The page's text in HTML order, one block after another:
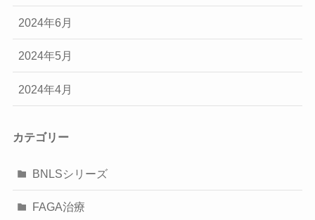
2024年6月
2024年5月
2024年4月
カテゴリー
BNLSシリーズ
FAGA治療